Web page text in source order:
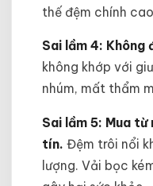
thế đệm chính
Sai lầm 4: Không
không khớp với
nhúm, mất thẩm
Sai lầm 5: Mua từ
tín. Đệm trôi nổi
lượng. Vải bọc